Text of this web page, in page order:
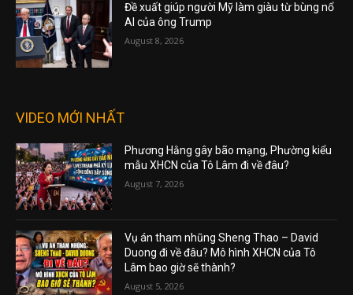
Đề xuất giúp người Mỹ làm giàu từ bùng nổ
AI của ông Trump
August 8, 2026
VIDEO MỚI NHẤT
Phương Hằng gây bão mạng, Phường kiểu
mẫu XHCN của Tô Lâm đi về đâu?
August 7, 2026
Vụ án tham nhũng Sheng Thao – David
Duong đi về đâu? Mô hình XHCN của Tô
Lâm bao giờ sẽ thành?
August 5, 2026